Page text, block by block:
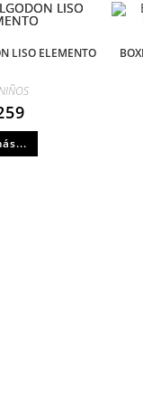
LISO ELEMENTO